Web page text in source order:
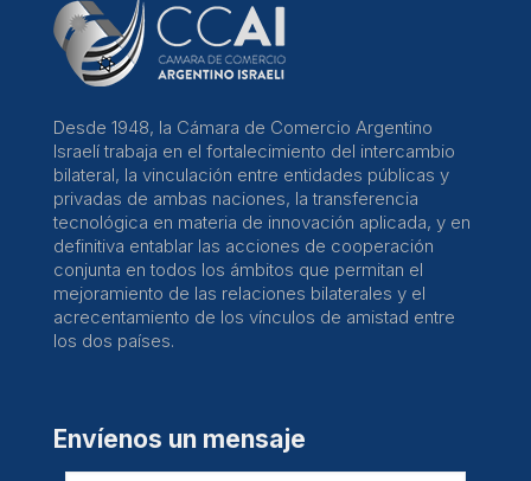
Desde 1948, la Cámara de Comercio Argentino
Israelí trabaja en el fortalecimiento del intercambio
bilateral, la vinculación entre entidades públicas y
privadas de ambas naciones, la transferencia
tecnológica en materia de innovación aplicada, y en
definitiva entablar las acciones de cooperación
conjunta en todos los ámbitos que permitan el
mejoramiento de las relaciones bilaterales y el
acrecentamiento de los vínculos de amistad entre
los dos países.
Envíenos un mensaje